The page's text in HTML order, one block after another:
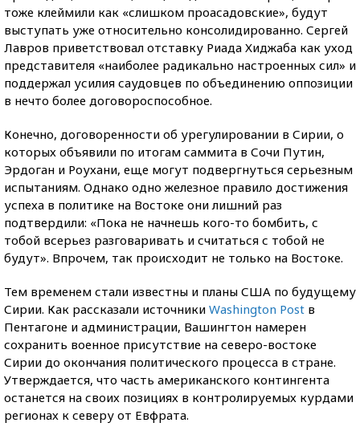
тоже клеймили как «слишком проасадовские», будут
выступать уже относительно консолидированно. Сергей
Лавров приветствовал отставку Риада Хиджаба как уход
представителя «наиболее радикально настроенных сил» и
поддержал усилия саудовцев по объединению оппозиции
в нечто более договороспособное.
Конечно, договоренности об урегулировании в Сирии, о
которых объявили по итогам саммита в Сочи Путин,
Эрдоган и Роухани, еще могут подвергнуться серьезным
испытаниям. Однако одно железное правило достижения
успеха в политике на Востоке они лишний раз
подтвердили: «Пока не начнешь кого-то бомбить, с
тобой всерьез разговаривать и считаться с тобой не
будут». Впрочем, так происходит не только на Востоке.
Тем временем стали известны и планы США по будущему
Сирии. Как рассказали источники Washington Post в
Пентагоне и администрации, Вашингтон намерен
сохранить военное присутствие на северо-востоке
Сирии до окончания политического процесса в стране.
Утверждается, что часть американского контингента
останется на своих позициях в контролируемых курдами
регионах к северу от Евфрата.